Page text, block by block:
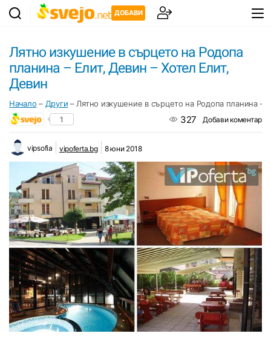
ДОБАВИ
Лятно изкушение в сърцето на Родопа
планина – Елит, Девин – Хотел Елит,
Девин
Начало – Други – Лятно изкушение в сърцето на Родопа планина –
1 327 Добави коментар
vipsofia vipoferta.bg 8 юни 2018